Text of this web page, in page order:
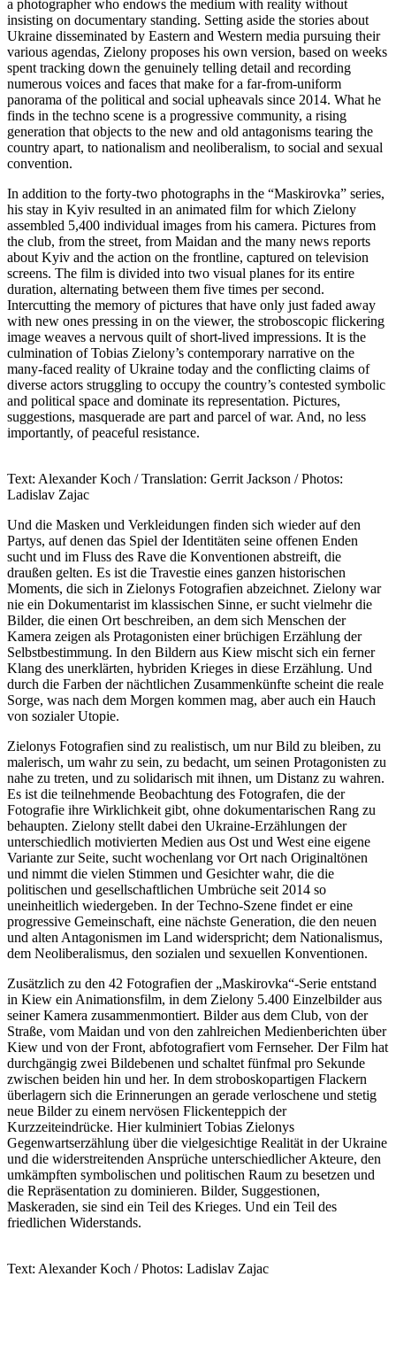
a photographer who endows the medium with reality without
insisting on documentary standing. Setting aside the stories about
Ukraine disseminated by Eastern and Western media pursuing their
various agendas, Zielony proposes his own version, based on weeks
spent tracking down the genuinely telling detail and recording
numerous voices and faces that make for a far-from-uniform
panorama of the political and social upheavals since 2014. What he
finds in the techno scene is a progressive community, a rising
generation that objects to the new and old antagonisms tearing the
country apart, to nationalism and neoliberalism, to social and sexual
convention.
In addition to the forty-two photographs in the “Maskirovka” series,
his stay in Kyiv resulted in an animated film for which Zielony
assembled 5,400 individual images from his camera. Pictures from
the club, from the street, from Maidan and the many news reports
about Kyiv and the action on the frontline, captured on television
screens. The film is divided into two visual planes for its entire
duration, alternating between them five times per second.
Intercutting the memory of pictures that have only just faded away
with new ones pressing in on the viewer, the stroboscopic flickering
image weaves a nervous quilt of short-lived impressions. It is the
culmination of Tobias Zielony’s contemporary narrative on the
many-faced reality of Ukraine today and the conflicting claims of
diverse actors struggling to occupy the country’s contested symbolic
and political space and dominate its representation. Pictures,
suggestions, masquerade are part and parcel of war. And, no less
importantly, of peaceful resistance.
Text: Alexander Koch / Translation: Gerrit Jackson / Photos:
Ladislav Zajac
Und die Masken und Verkleidungen finden sich wieder auf den
Partys, auf denen das Spiel der Identitäten seine offenen Enden
sucht und im Fluss des Rave die Konventionen abstreift, die
draußen gelten. Es ist die Travestie eines ganzen historischen
Moments, die sich in Zielonys Fotografien abzeichnet. Zielony war
nie ein Dokumentarist im klassischen Sinne, er sucht vielmehr die
Bilder, die einen Ort beschreiben, an dem sich Menschen der
Kamera zeigen als Protagonisten einer brüchigen Erzählung der
Selbstbestimmung. In den Bildern aus Kiew mischt sich ein ferner
Klang des unerklärten, hybriden Krieges in diese Erzählung. Und
durch die Farben der nächtlichen Zusammenkünfte scheint die reale
Sorge, was nach dem Morgen kommen mag, aber auch ein Hauch
von sozialer Utopie.
Zielonys Fotografien sind zu realistisch, um nur Bild zu bleiben, zu
malerisch, um wahr zu sein, zu bedacht, um seinen Protagonisten zu
nahe zu treten, und zu solidarisch mit ihnen, um Distanz zu wahren.
Es ist die teilnehmende Beobachtung des Fotografen, die der
Fotografie ihre Wirklichkeit gibt, ohne dokumentarischen Rang zu
behaupten. Zielony stellt dabei den Ukraine-Erzählungen der
unterschiedlich motivierten Medien aus Ost und West eine eigene
Variante zur Seite, sucht wochenlang vor Ort nach Originaltönen
und nimmt die vielen Stimmen und Gesichter wahr, die die
politischen und gesellschaftlichen Umbrüche seit 2014 so
uneinheitlich wiedergeben. In der Techno-Szene findet er eine
progressive Gemeinschaft, eine nächste Generation, die den neuen
und alten Antagonismen im Land widerspricht; dem Nationalismus,
dem Neoliberalismus, den sozialen und sexuellen Konventionen.
Zusätzlich zu den 42 Fotografien der „Maskirovka“-Serie entstand
in Kiew ein Animationsfilm, in dem Zielony 5.400 Einzelbilder aus
seiner Kamera zusammenmontiert. Bilder aus dem Club, von der
Straße, vom Maidan und von den zahlreichen Medienberichten über
Kiew und von der Front, abfotografiert vom Fernseher. Der Film hat
durchgängig zwei Bildebenen und schaltet fünfmal pro Sekunde
zwischen beiden hin und her. In dem stroboskopartigen Flackern
überlagern sich die Erinnerungen an gerade verloschene und stetig
neue Bilder zu einem nervösen Flickenteppich der
Kurzzeiteindrücke. Hier kulminiert Tobias Zielonys
Gegenwartserzählung über die vielgesichtige Realität in der Ukraine
und die widerstreitenden Ansprüche unterschiedlicher Akteure, den
umkämpften symbolischen und politischen Raum zu besetzen und
die Repräsentation zu dominieren. Bilder, Suggestionen,
Maskeraden, sie sind ein Teil des Krieges. Und ein Teil des
friedlichen Widerstands.
Text: Alexander Koch / Photos: Ladislav Zajac